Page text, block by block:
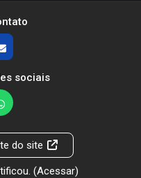
sociais
do site
(Acessar)